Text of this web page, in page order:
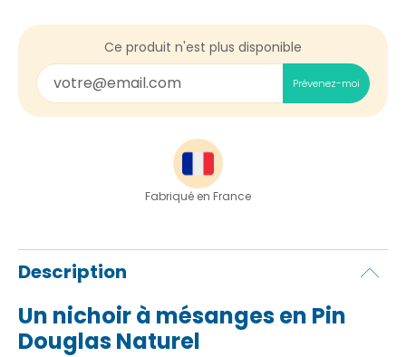
Ce produit n'est plus disponible
Prévenez-moi
Fabriqué en France
Description
Un nichoir à mésanges en Pin
Douglas Naturel